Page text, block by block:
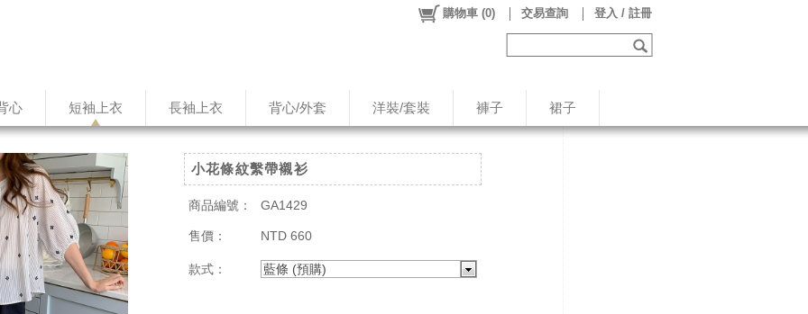
心 短袖上衣 長袖上衣 背心/外套 洋裝/套裝 褲子 裙子
購物車 (0) 交易查詢 登入 / 註冊
小花條紋繫帶襯衫
商品編號： GA1429
售價： NTD 660
款式： 藍條 (預購)